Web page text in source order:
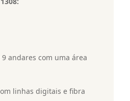
9 andares com uma área
linhas digitais e fibra